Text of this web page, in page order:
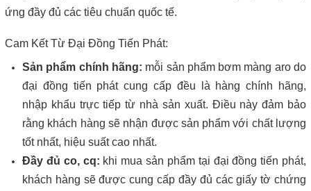
ứng đầy đủ các tiêu chuẩn quốc tế.
Cam Kết Từ Đại Đồng Tiến Phát:
Sản phẩm chính hãng: mỗi sản phẩm bơm màng aro do
đại đồng tiến phát cung cấp đều là hàng chính hãng,
nhập khẩu trực tiếp từ nhà sản xuất. Điều này đảm bảo
rằng khách hàng sẽ nhận được sản phẩm với chất lượng
tốt nhất, hiệu suất cao nhất.
Đầy đủ co, cq: khi mua sản phẩm tại đại đồng tiến phát,
khách hàng sẽ được cung cấp đầy đủ các giấy tờ chứng